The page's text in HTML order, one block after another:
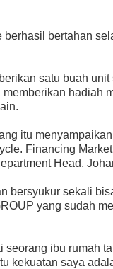
bertahan
satu buah
hadiah
itu
Financing
Head,
bersyukur sekali
yang sudah
ibu rumah
kekuatan saya